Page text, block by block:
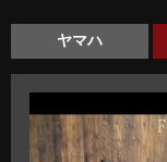
ヤマハ